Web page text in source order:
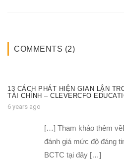
COMMENTS (2)
13 CÁCH PHÁT HIỆN GIAN LẬN
TÀI CHÍNH – CLEVERCFO
6 years ago
[…] Tham khảo thêm
đánh giá mức độ đáng
BCTC tại đây […]